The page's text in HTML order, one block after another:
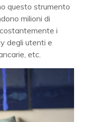
questo strumento
milioni di
i
degli utenti e
etc.